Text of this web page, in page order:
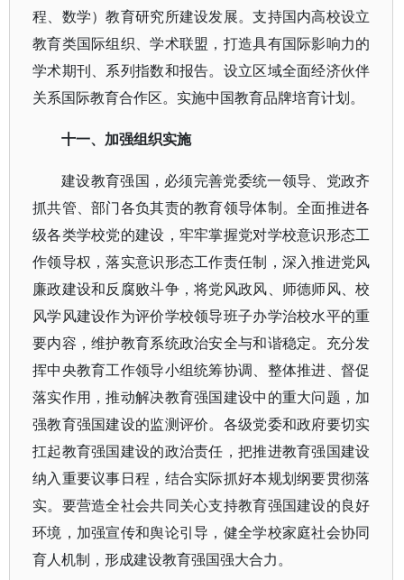
程、数学）教育研究所建设发展。支持国内高校设立
教育类国际组织、学术联盟，打造具有国际影响力的
学术期刊、系列指数和报告。设立区域全面经济伙伴
关系国际教育合作区。实施中国教育品牌培育计划。
十一、加强组织实施
建设教育强国，必须完善党委统一领导、党政齐
抓共管、部门各负其责的教育领导体制。全面推进各
级各类学校党的建设，牢牢掌握党对学校意识形态工
作领导权，落实意识形态工作责任制，深入推进党风
廉政建设和反腐败斗争，将党风政风、师德师风、校
风学风建设作为评价学校领导班子办学治校水平的重
要内容，维护教育系统政治安全与和谐稳定。充分发
挥中央教育工作领导小组统筹协调、整体推进、督促
落实作用，推动解决教育强国建设中的重大问题，加
强教育强国建设的监测评价。各级党委和政府要切实
扛起教育强国建设的政治责任，把推进教育强国建设
纳入重要议事日程，结合实际抓好本规划纲要贯彻落
实。要营造全社会共同关心支持教育强国建设的良好
环境，加强宣传和舆论引导，健全学校家庭社会协同
育人机制，形成建设教育强国强大合力。